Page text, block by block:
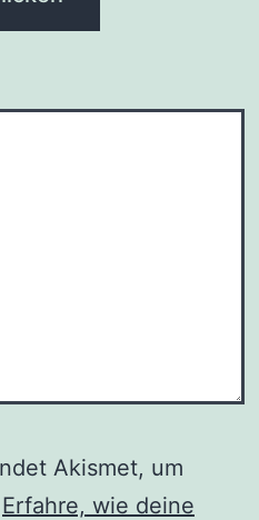
Akismet, um
Erfahre, wie deine